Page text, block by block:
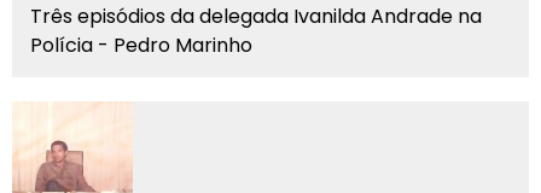
Três episódios da delegada Ivanilda Andrade na
Polícia - Pedro Marinho